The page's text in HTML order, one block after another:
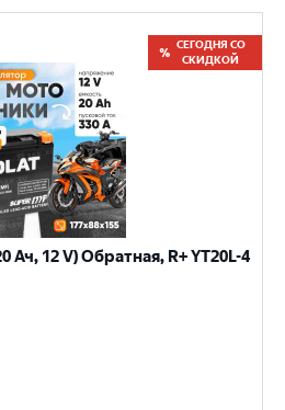
СЕГОДНЯ СО
СКИДКОЙ
Ач, 12 V) Обратная, R+ YT20L-4